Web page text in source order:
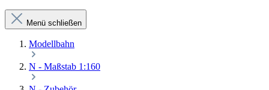
Menü schließen
Modellbahn
N - Maßstab 1:160